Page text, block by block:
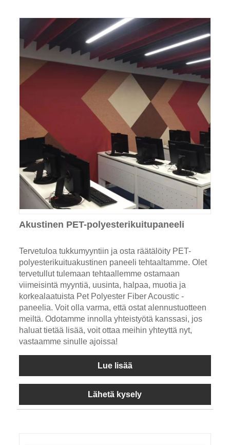
Akustinen PET-polyesterikuitupaneeli
Tervetuloa tukkumyyntiin ja osta räätälöity PET-
polyesterikuituakustinen paneeli tehtaaltamme. Olet
tervetullut tulemaan tehtaallemme ostamaan
viimeisintä myyntiä, uusinta, halpaa, muotia ja
korkealaatuista Pet Polyester Fiber Acoustic -
paneelia. Voit olla varma, että ostat alennustuotteen
meiltä. Odotamme innolla yhteistyötä kanssasi, jos
haluat tietää lisää, voit ottaa meihin yhteyttä nyt,
vastaamme sinulle ajoissa!
Lue lisää
Lähetä kysely